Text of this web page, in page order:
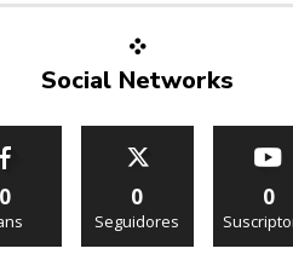
Social Networks
0 0
Seguidores
0